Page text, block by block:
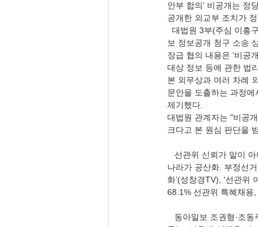
안부 합의’ 비공개는 정
공개한 외교부 조치가
보 정보공개 청구 소송
장급 협의 내용은 ‘비공
대상 정보 등에 관한 법
본 외무상과 여러 차례
문안을 도출하는 과정
제기했다.
대법원 관계자는 "비공
크다고 본 원심 판단을
나라가 공산화. 부정선
화’(성창경TV), ‘선관위
68.1% 선관위 특혜채용